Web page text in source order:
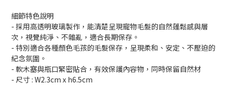
細節特色說明
- 採用高透明玻璃製作，能清楚呈現寵物毛髮的自然蓬鬆感與層
次，視覺純淨、不雜亂，適合長期保存。
- 特別適合各種顏色毛孩的毛髮保存，呈現柔和、安定、不壓迫的
紀念氛圍。
- 軟木塞與瓶口緊密貼合，有效保護內容物，同時保留自然材
- 尺寸 : W2.3cm x h6.5cm